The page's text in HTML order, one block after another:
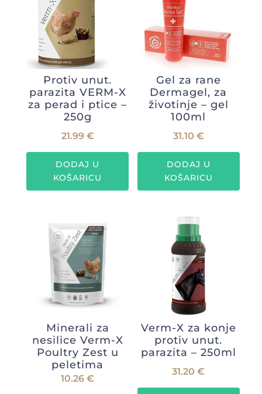
Protiv unut.
parazita VERM-X
za perad i ptice –
250g
21.99 €
DODAJ U
KOŠARICU
Gel za rane
Dermagel, za
životinje – gel
100ml
31.10 €
DODAJ U
KOŠARICU
Minerali za
nesilice Verm-X
Poultry Zest u
peletima
10.26 €
Verm-X za konje
protiv unut.
parazita – 250ml
31.20€